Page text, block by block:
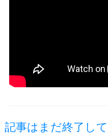
記事はまだ終了し